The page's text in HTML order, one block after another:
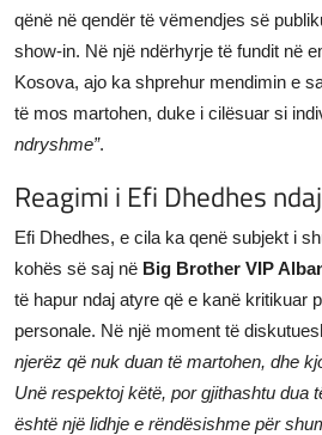
qënë në qendër të vëmendjes së
show-in. Në një ndërhyrje të fundit në
Kosova, ajo ka shprehur mendimin e
të mos martohen, duke i cilësuar si
ndryshme”.
Reagimi i Efi Dhedhes
Efi Dhedhes, e cila ka qenë subjekt i
kohës së saj në Big Brother VIP
të hapur ndaj atyre që e kanë kritikuar
personale. Në një moment të
njerëz që nuk duan të martohen, dhe
Unë respektoj këtë, por gjithashtu dua
është një lidhje e rëndësishme për